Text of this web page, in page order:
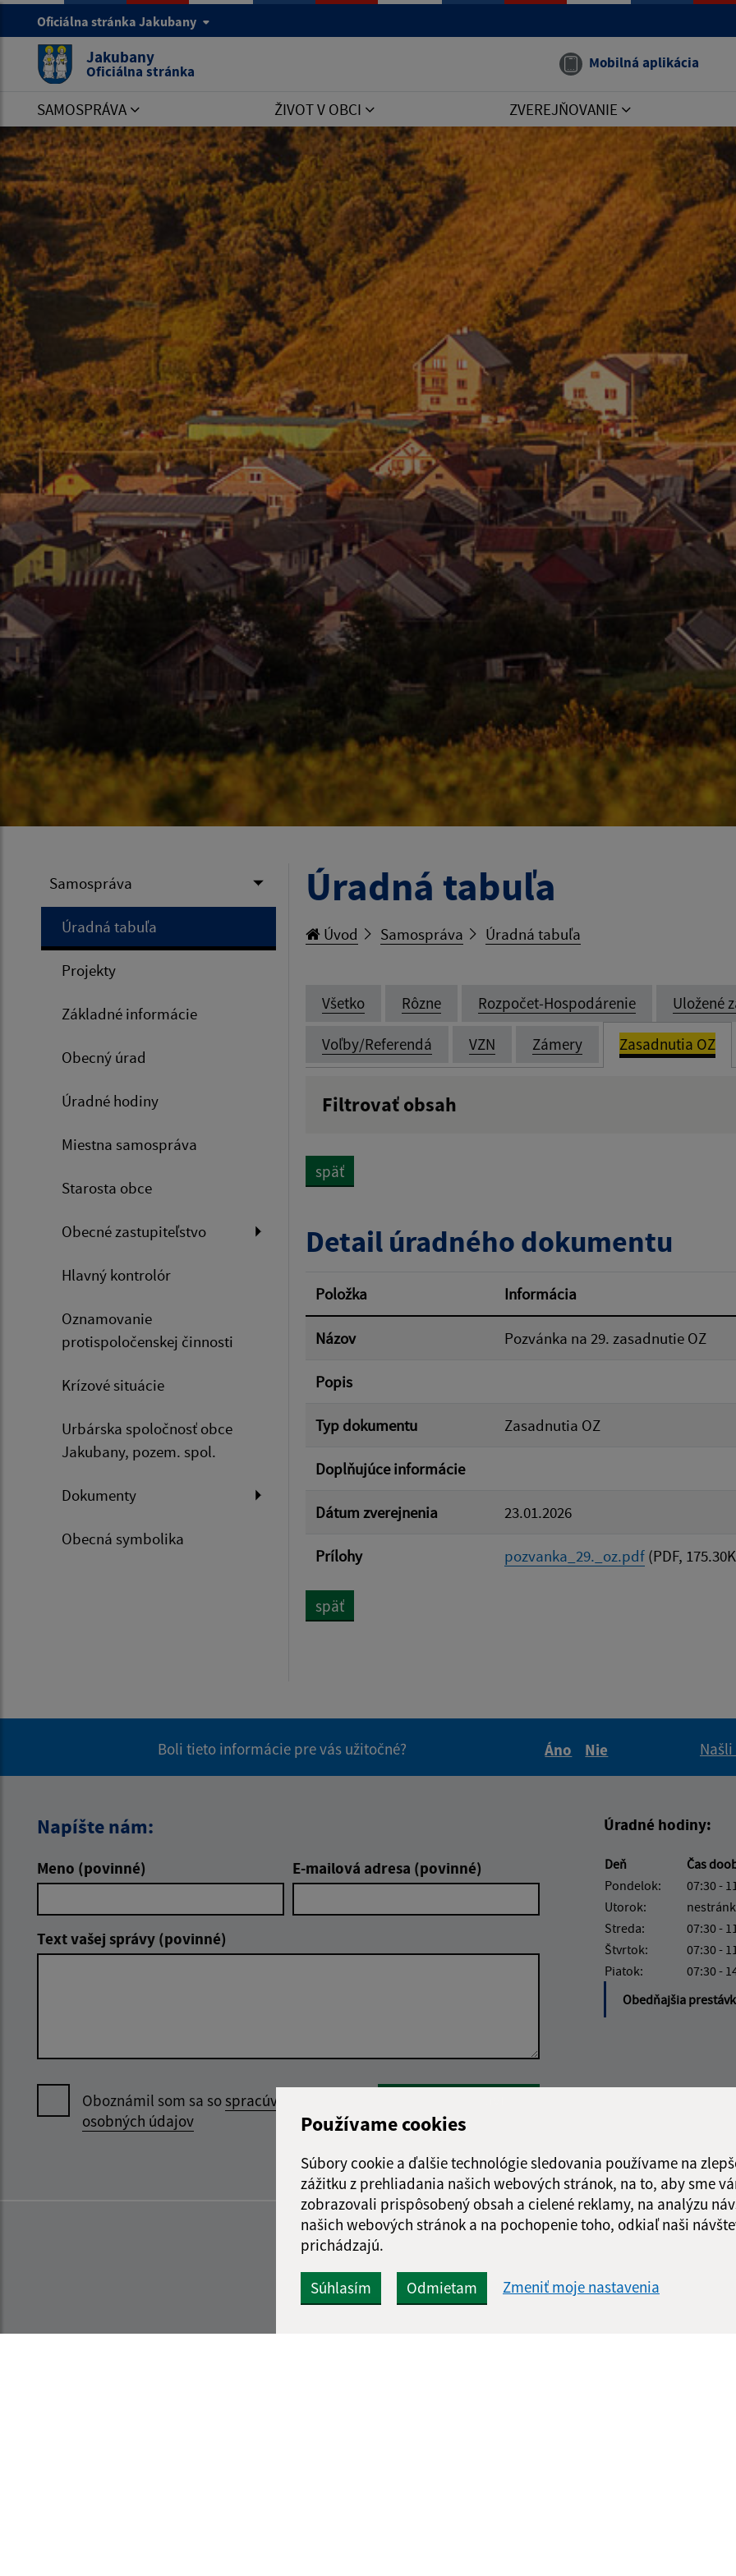
Používame cookies
Súbory cookie a ďalšie technológie sledovania používame na
zážitku z prehliadania našich webových stránok, na to, aby sme
zobrazovali prispôsobený obsah a cielené reklamy, na analýzu
našich webových stránok a na pochopenie toho, odkiaľ naši
prichádzajú.
Súhlasím Odmietam Zmeniť moje nastavenia
Oficiálna stránka Jakubany
Jakubany
Oficiálna stránka Mobilná aplikácia
SAMOSPRÁVA ŽIVOT V OBCI ZVEREJŇOVANIE
Samospráva
Úradná tabuľa
Projekty
Základné informácie
Obecný úrad
Úradné hodiny
Miestna samospráva
Starosta obce
Obecné zastupiteľstvo
Hlavný kontrolór
Oznamovanie
protispoločenskej činnosti
Krízové situácie
Urbárska spoločnosť obce
Jakubany, pozem. spol.
Dokumenty
Obecná symbolika
Úradná tabuľa
Úvod Samospráva Úradná tabuľa
Všetko Rôzne Rozpočet-Hospodárenie Uložené
Voľby/Referendá VZN Zámery Zasadnutia OZ
Filtrovať obsah
Filtrovať
späť
Detail úradného dokumentu
Položka Informácia
Názov Pozvánka na 29. zasadnutie OZ
Popis
Typ dokumentu Zasadnutia OZ
Doplňujúce informácie
Dátum zverejnenia 23.01.2026
Prílohy pozvanka_29._oz.pdf (PDF,
späť
Boli tieto informácie pre vás užitočné?
Áno
Nie
Napíšte nám:
Meno (povinné) E-mailová adresa (povinné)
Text vašej správy (povinné)
Oboznámil som sa sospracúvaním
osobných údajov
Úradné hodiny:
Deň Čas
Pondelok:
07:30 -
Utorok:
Streda:
07:30 -
Štvrtok:
07:30 -
Piatok:
07:30 -
Obedňajšia